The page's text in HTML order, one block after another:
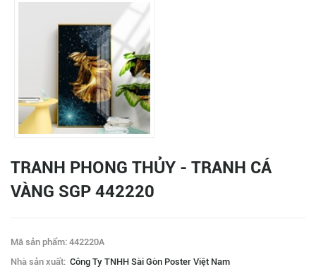
TRANH PHONG THỦY - TRANH CÁ
VÀNG SGP 442220
Mã sản phẩm: 442220A
Nhà sản xuất: Công Ty TNHH Sài Gòn Poster Việt Nam